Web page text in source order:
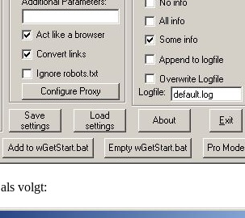
als volgt: